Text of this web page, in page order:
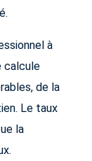
à
calcule
de la
Le taux
la